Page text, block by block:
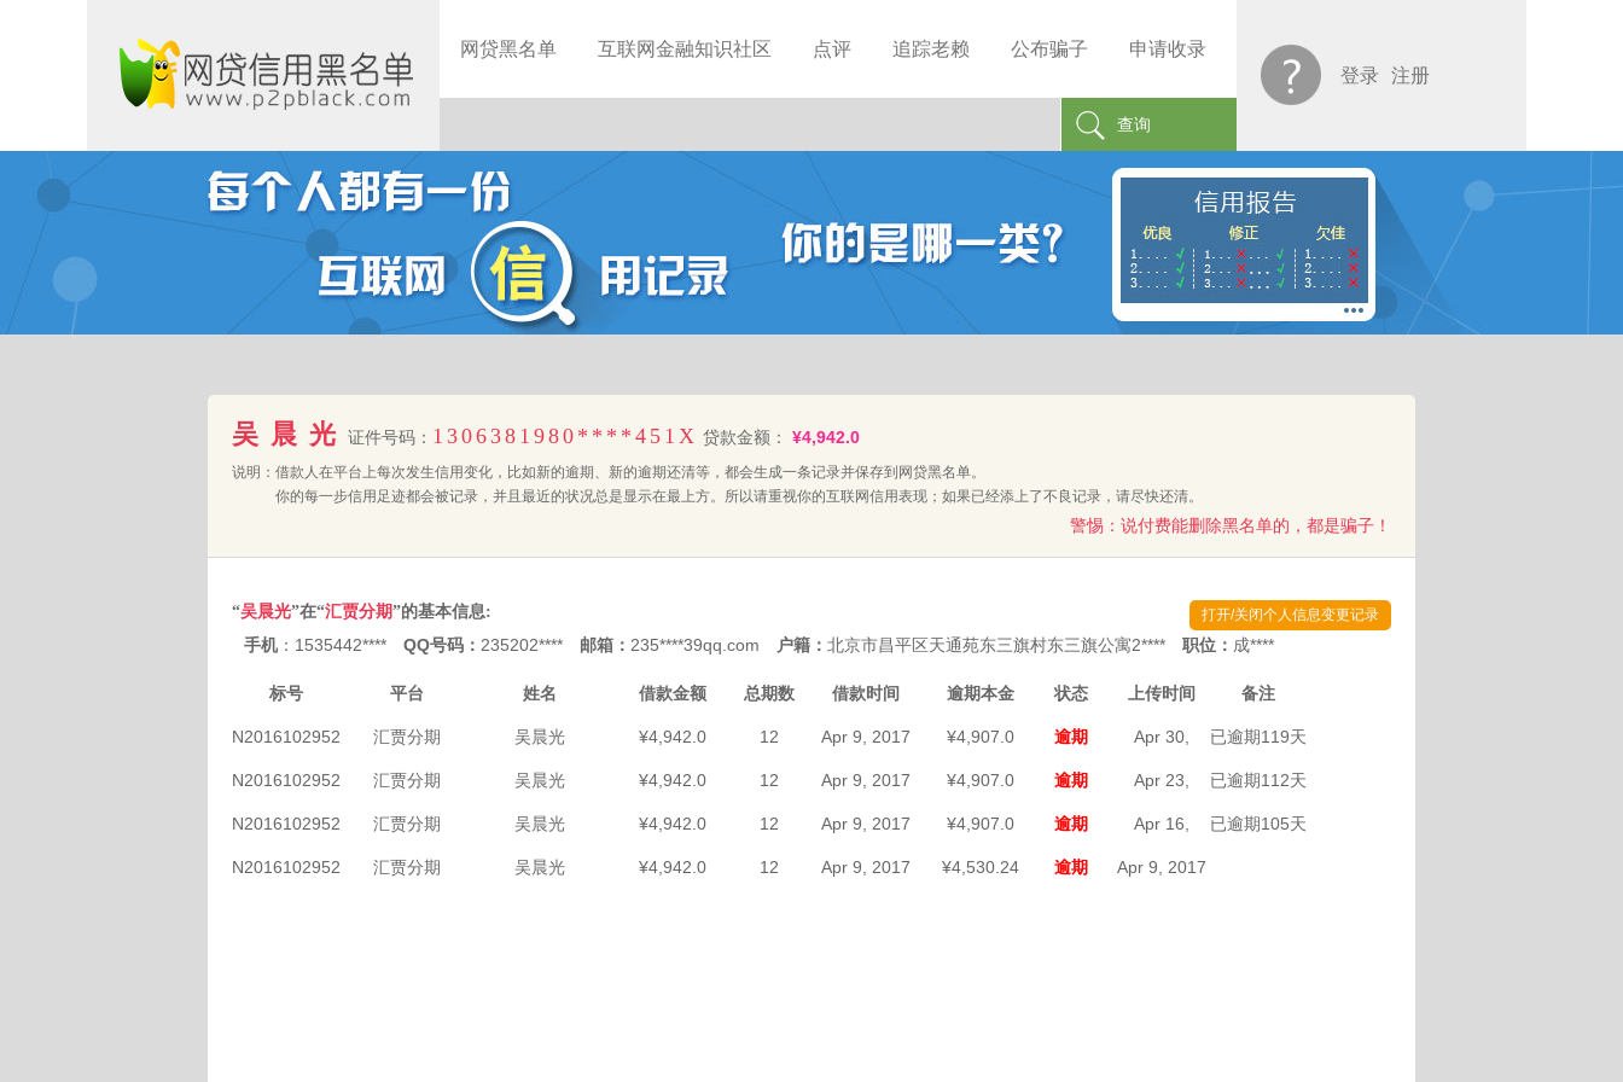
网贷黑名单 互联网金融知识社区 点评 追踪老赖 公布骗子 申请收录
查询
登录 注册
吴晨光 证件号码： 1306381980****451X 贷款金额： ¥4,942.0
说明： 借款人在平台上每次发生信用变化，比如新的逾期、新的逾期还清等，都会生成一条记录并保存到网贷黑名单。
你的每一步信用足迹都会被记录，并且最近的状况总是显示在最上方。所以请重视你的互联网信用表现；如果已经添上了不良记录，请尽快还清。
警惕：说付费能删除黑名单的，都是骗子！
“吴晨光”在“汇贾分期”的基本信息: 打开/关闭个人信息变更记录
手机：1535442**** QQ号码： 235202**** 邮箱： 235****39qq.com 户籍： 北京市昌平区天通苑东三旗村东三旗公寓2**** 职位： 成****
标号 平台 姓名 借款金额 总期数 借款时间 逾期本金 状态 上传时间 备注
N20161029528680151汇贾分期 吴晨光 ¥4,942.0 12 Apr 9, 2017 ¥4,907.0 逾期 Apr 30,
2017
已逾期119天
(原记
录)2017/04/16
N20161029528680151汇贾分期 吴晨光 ¥4,942.0 12 Apr 9, 2017 ¥4,907.0 逾期 Apr 23,
2017
已逾期112天
(原记
N20161029528680151汇贾分期 吴晨光 ¥4,942.0 12 Apr 9, 2017 ¥4,907.0 逾期 Apr 16,
2017
已逾期105天
N20161029528680151汇贾分期 吴晨光 ¥4,942.0 12 Apr 9, 2017 ¥4,530.24 逾期 Apr 9, 2017